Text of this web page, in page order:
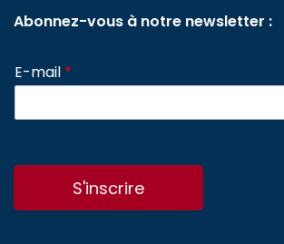
Abonnez-vous à notre newsletter :
E-mail *
S'inscrire